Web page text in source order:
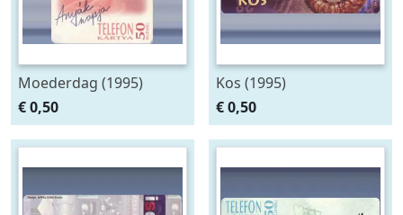
Moederdag (1995)
€ 0,50
Kos (1995)
€ 0,50